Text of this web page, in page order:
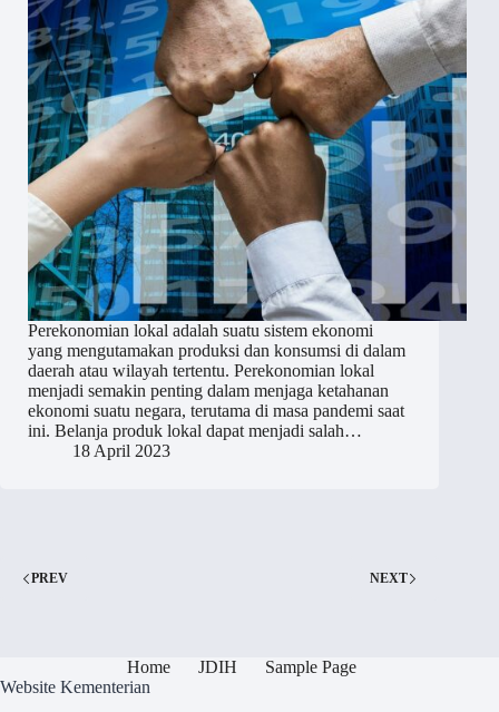
Perekonomian lokal adalah suatu sistem ekonomi
yang mengutamakan produksi dan konsumsi di dalam
daerah atau wilayah tertentu. Perekonomian lokal
menjadi semakin penting dalam menjaga ketahanan
ekonomi suatu negara, terutama di masa pandemi saat
ini. Belanja produk lokal dapat menjadi salah…
18 April 2023
PREV NEXT
Home JDIH
Sample Page
Website Kementerian